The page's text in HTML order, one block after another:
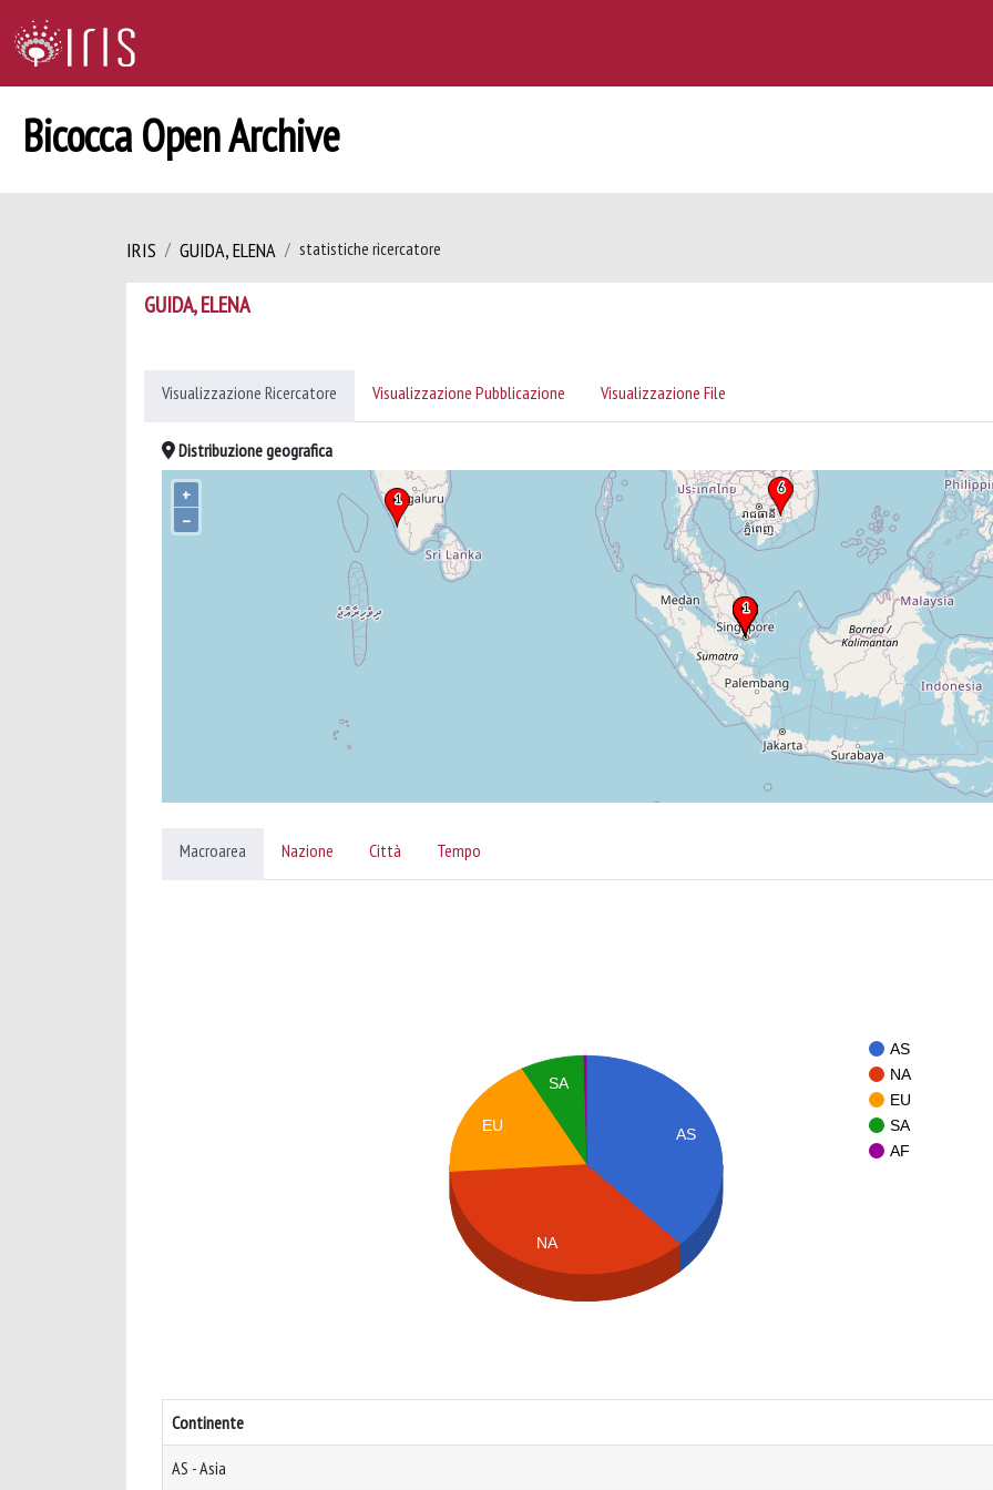
Bicocca Open Archive
IRIS GUIDA, ELENA statistiche ricercatore
GUIDA, ELENA
Visualizzazione Ricercatore Visualizzazione Pubblicazione Visualizzazione File
Distribuzione geografica
+
–
Macroarea Nazione Città Tempo
AS
NA
EU
SA
AF
AS
SA
EU
NA
Continente
AS - Asia